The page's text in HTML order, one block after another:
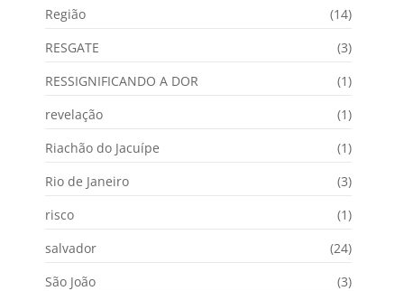
Região
(14)
RESGATE
(3)
RESSIGNIFICANDO A DOR
(1)
revelação
(1)
Riachão do Jacuípe
(1)
Rio de Janeiro
(3)
risco
(1)
salvador
(24)
São João
(3)